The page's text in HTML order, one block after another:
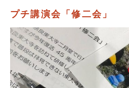
プチ講演会「修二会」